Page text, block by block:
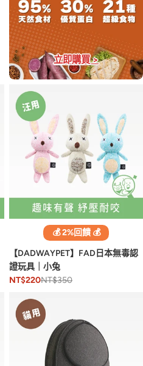
立即購買 >
💰 2%回饋 💰
【DADWAYPET】FAD日本無毒認
證玩具｜小兔
NT$220NT$350